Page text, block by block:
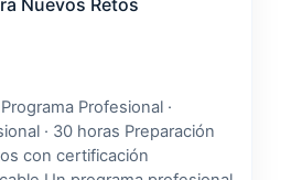
Nuevos Retos
Profesional ·
· 30 horas Preparación
con certificación